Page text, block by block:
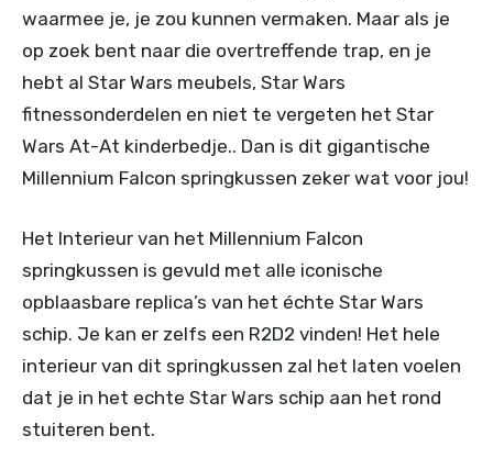
waarmee je, je zou kunnen vermaken. Maar als je
op zoek bent naar die overtreffende trap, en je
hebt al Star Wars meubels, Star Wars
fitnessonderdelen en niet te vergeten het Star
Wars At-At kinderbedje.. Dan is dit gigantische
Millennium Falcon springkussen zeker wat voor jou!
Het Interieur van het Millennium Falcon
springkussen is gevuld met alle iconische
opblaasbare replica’s van het échte Star Wars
schip. Je kan er zelfs een R2D2 vinden! Het hele
interieur van dit springkussen zal het laten voelen
dat je in het echte Star Wars schip aan het rond
stuiteren bent.